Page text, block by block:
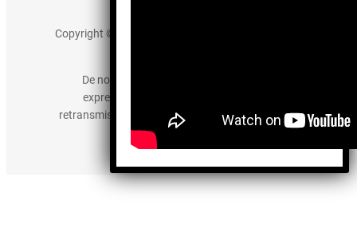
Copyright © 2025 somos-hermanos.mx. Todos los
De no existir previa autorización, queda
expresamente prohibida la publicación,
retransmisión, edición y cualquier otro uso de los
contenidos.